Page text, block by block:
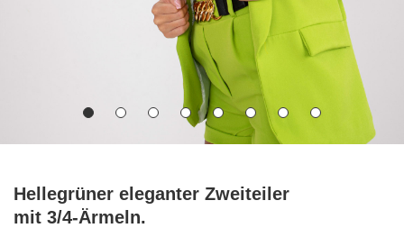
Hellegrüner eleganter Zweiteiler
mit 3/4-Ärmeln.